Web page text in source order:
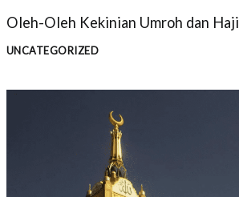
Oleh-Oleh Kekinian Umroh dan Haji
UNCATEGORIZED